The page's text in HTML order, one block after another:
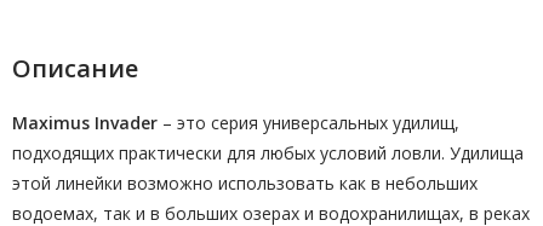
Описание
Maximus Invader – это серия универсальных удилищ,
подходящих практически для любых условий ловли. Удилища
этой линейки возможно использовать как в небольших
водоемах, так и в больших озерах и водохранилищах, в реках